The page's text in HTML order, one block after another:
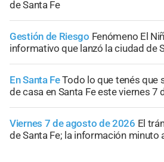
de Santa Fe
Gestión de Riesgo Fenómeno El
informativo que lanzó la ciudad de
En Santa FeTodo lo que tenés que
de casa en Santa Fe este viernes 7
Viernes 7 de agosto de 2026 El
de Santa Fe; la información minuto